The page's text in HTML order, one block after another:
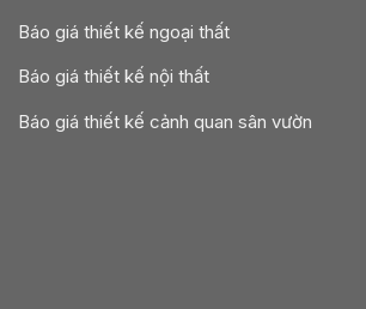
Báo giá thiết kế ngoại thất
Báo giá thiết kế nội thất
Báo giá thiết kế cảnh quan sân vườn